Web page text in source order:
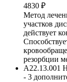
4830 ₽
Метод
участков
действует
резорбции
A22.13.001
- 3